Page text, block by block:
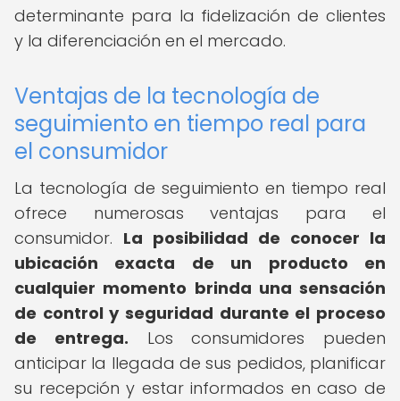
determinante para la fidelización de clientes
y la diferenciación en el mercado.
Ventajas de la tecnología de
seguimiento en tiempo real para
el consumidor
La tecnología de seguimiento en tiempo real
ofrece numerosas ventajas para el
consumidor. La posibilidad de conocer la
ubicación exacta de un producto en
cualquier momento brinda una sensación
de control y seguridad durante el proceso
de entrega. Los consumidores pueden
anticipar la llegada de sus pedidos, planificar
su recepción y estar informados en caso de